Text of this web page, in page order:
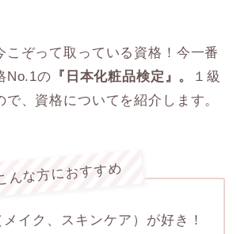
こぞって取っている資格！今一番
No.1の 『日本化粧品検定』。
１級
、資格についてを紹介します。
んな方におすすめ
イク、スキンケア）が好き！